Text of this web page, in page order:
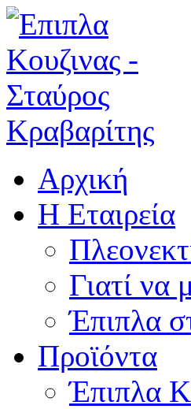
Αρχική
Η Εταιρεία
Γιατί να
Έπιπλα
Προϊόντα
Έπιπλα